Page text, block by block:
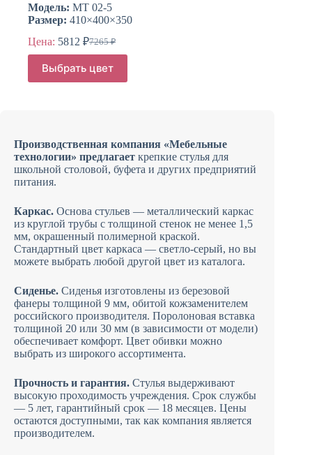
Модель: МТ 02-5
Размер: 410×400×350
Цена:
7265₽
Первоначальная
цена
составляла
7265 ₽.
5812 ₽Текущая
цена:
5812 ₽.
Выбрать цвет
Этот
товар
имеет
выбрать
на
странице
товара.
Производственная компания «Мебельные
технологии» предлагает крепкие стулья для
школьной столовой, буфета и других предприятий
питания.
Каркас. Основа стульев — металлический каркас
из круглой трубы с толщиной стенок не менее 1,5
мм, окрашенный полимерной краской.
Стандартный цвет каркаса — светло-серый, но вы
можете выбрать любой другой цвет из каталога.
Сиденье. Сиденья изготовлены из березовой
фанеры толщиной 9 мм, обитой кожзаменителем
российского производителя. Поролоновая вставка
толщиной 20 или 30 мм (в зависимости от модели)
обеспечивает комфорт. Цвет обивки можно
выбрать из широкого ассортимента.
Прочность и гарантия. Стулья выдерживают
высокую проходимость учреждения. Срок службы
— 5 лет, гарантийный срок — 18 месяцев. Цены
остаются доступными, так как компания является
производителем.